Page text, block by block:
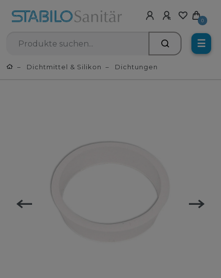
0
☰
Dichtmittel & Silikon Dichtungen